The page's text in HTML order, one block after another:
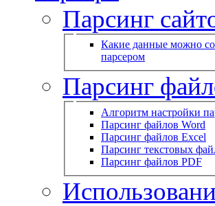
Парсинг
Какие данные можно
парсером
Парсинг
Алгоритм настройки
Парсинг файлов Word
Парсинг файлов Excel
Парсинг текстовых
Парсинг файлов PDF